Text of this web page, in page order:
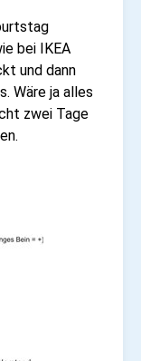
bei IKEA
und dann
Wäre ja alles
zwei Tage